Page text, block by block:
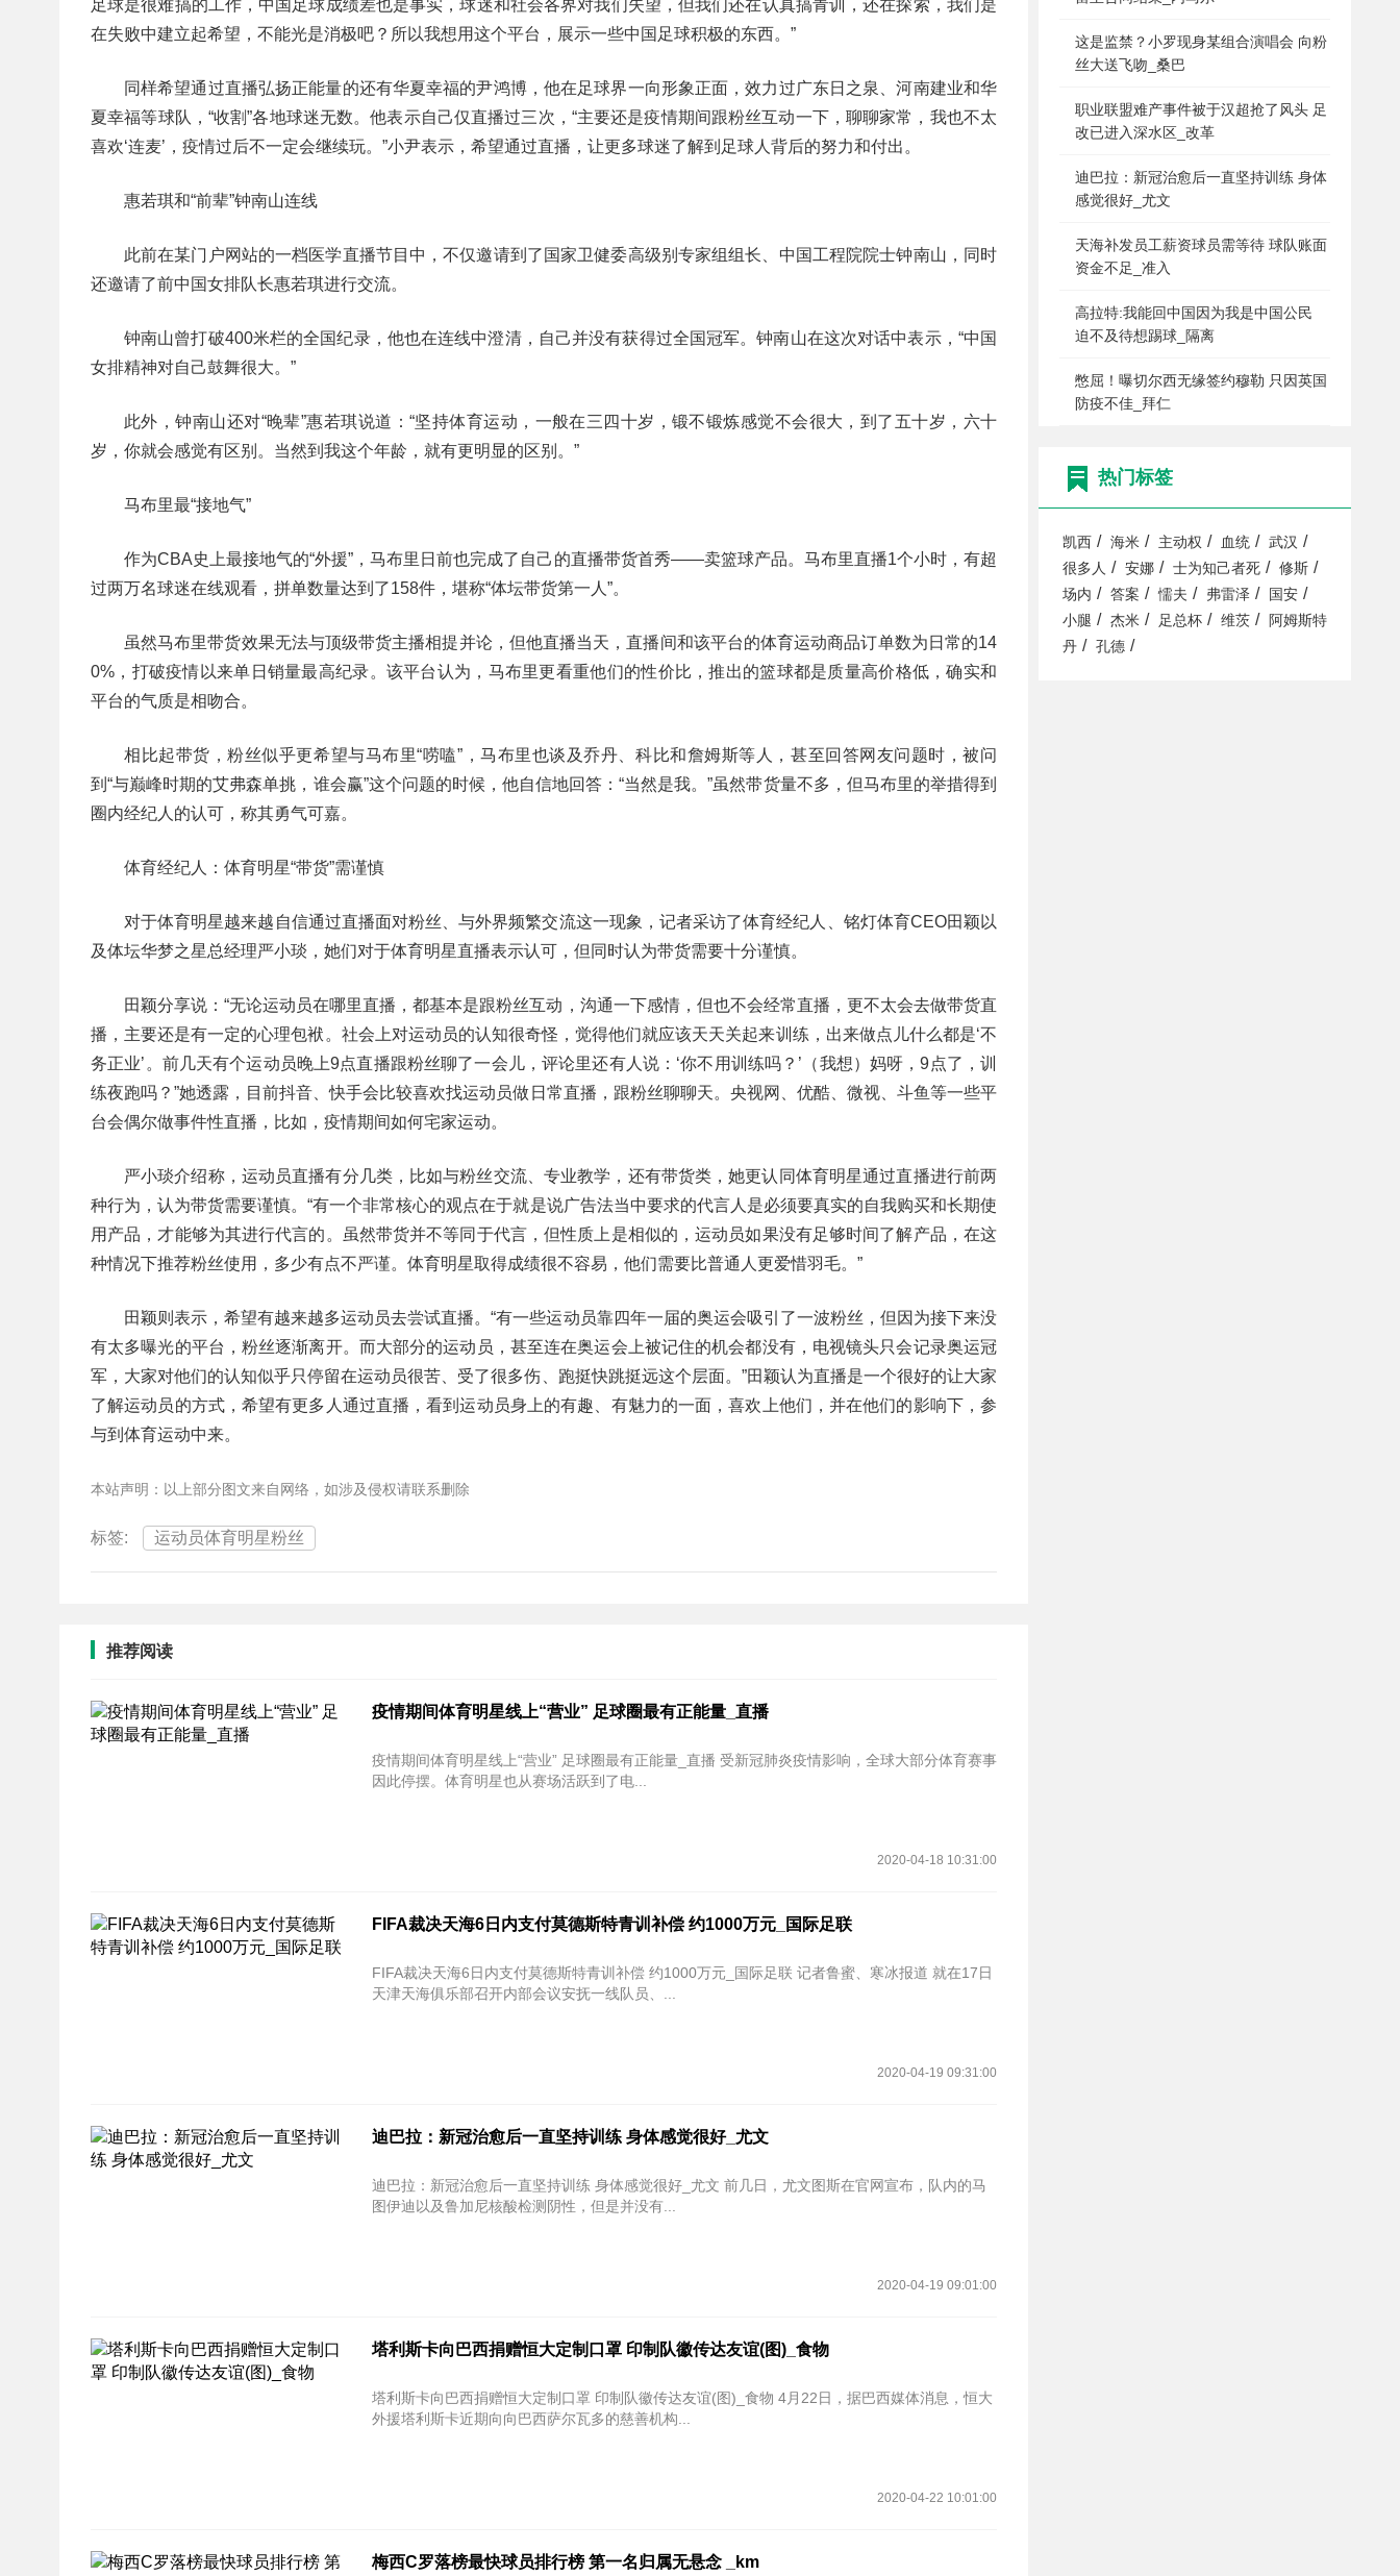
足球是很难搞的工作，中国足球成绩差也是事实，球迷和社会各界对我们失望，但我们还在认真搞青训，还在探索，我们是
在失败中建立起希望，不能光是消极吧？所以我想用这个平台，展示一些中国足球积极的东西。”
同样希望通过直播弘扬正能量的还有华夏幸福的尹鸿博，他在足球界一向形象正面，效力过广东日之泉、河南建业和华
夏幸福等球队，“收割”各地球迷无数。他表示自己仅直播过三次，“主要还是疫情期间跟粉丝互动一下，聊聊家常，我也不太
喜欢‘连麦’，疫情过后不一定会继续玩。”小尹表示，希望通过直播，让更多球迷了解到足球人背后的努力和付出。
惠若琪和“前辈”钟南山连线
此前在某门户网站的一档医学直播节目中，不仅邀请到了国家卫健委高级别专家组组长、中国工程院院士钟南山，同时
还邀请了前中国女排队长惠若琪进行交流。
钟南山曾打破400米栏的全国纪录，他也在连线中澄清，自己并没有获得过全国冠军。钟南山在这次对话中表示，“中国
女排精神对自己鼓舞很大。”
此外，钟南山还对“晚辈”惠若琪说道：“坚持体育运动，一般在三四十岁，锻不锻炼感觉不会很大，到了五十岁，六十
岁，你就会感觉有区别。当然到我这个年龄，就有更明显的区别。”
马布里最“接地气”
作为CBA史上最接地气的“外援”，马布里日前也完成了自己的直播带货首秀——卖篮球产品。马布里直播1个小时，有超
过两万名球迷在线观看，拼单数量达到了158件，堪称“体坛带货第一人”。
虽然马布里带货效果无法与顶级带货主播相提并论，但他直播当天，直播间和该平台的体育运动商品订单数为日常的14
0%，打破疫情以来单日销量最高纪录。该平台认为，马布里更看重他们的性价比，推出的篮球都是质量高价格低，确实和
平台的气质是相吻合。
相比起带货，粉丝似乎更希望与马布里“唠嗑”，马布里也谈及乔丹、科比和詹姆斯等人，甚至回答网友问题时，被问
到“与巅峰时期的艾弗森单挑，谁会赢”这个问题的时候，他自信地回答：“当然是我。”虽然带货量不多，但马布里的举措得到
圈内经纪人的认可，称其勇气可嘉。
体育经纪人：体育明星“带货”需谨慎
对于体育明星越来越自信通过直播面对粉丝、与外界频繁交流这一现象，记者采访了体育经纪人、铭灯体育CEO田颖以
及体坛华梦之星总经理严小琰，她们对于体育明星直播表示认可，但同时认为带货需要十分谨慎。
田颖分享说：“无论运动员在哪里直播，都基本是跟粉丝互动，沟通一下感情，但也不会经常直播，更不太会去做带货直
播，主要还是有一定的心理包袱。社会上对运动员的认知很奇怪，觉得他们就应该天天关起来训练，出来做点儿什么都是‘不
务正业’。前几天有个运动员晚上9点直播跟粉丝聊了一会儿，评论里还有人说：‘你不用训练吗？’（我想）妈呀，9点了，训
练夜跑吗？”她透露，目前抖音、快手会比较喜欢找运动员做日常直播，跟粉丝聊聊天。央视网、优酷、微视、斗鱼等一些平
台会偶尔做事件性直播，比如，疫情期间如何宅家运动。
严小琰介绍称，运动员直播有分几类，比如与粉丝交流、专业教学，还有带货类，她更认同体育明星通过直播进行前两
种行为，认为带货需要谨慎。“有一个非常核心的观点在于就是说广告法当中要求的代言人是必须要真实的自我购买和长期使
用产品，才能够为其进行代言的。虽然带货并不等同于代言，但性质上是相似的，运动员如果没有足够时间了解产品，在这
种情况下推荐粉丝使用，多少有点不严谨。体育明星取得成绩很不容易，他们需要比普通人更爱惜羽毛。”
田颖则表示，希望有越来越多运动员去尝试直播。“有一些运动员靠四年一届的奥运会吸引了一波粉丝，但因为接下来没
有太多曝光的平台，粉丝逐渐离开。而大部分的运动员，甚至连在奥运会上被记住的机会都没有，电视镜头只会记录奥运冠
军，大家对他们的认知似乎只停留在运动员很苦、受了很多伤、跑挺快跳挺远这个层面。”田颖认为直播是一个很好的让大家
了解运动员的方式，希望有更多人通过直播，看到运动员身上的有趣、有魅力的一面，喜欢上他们，并在他们的影响下，参
与到体育运动中来。
本站声明：以上部分图文来自网络，如涉及侵权请联系删除
标签: 运动员体育明星粉丝
推荐阅读
疫情期间体育明星线上“营业” 足球圈最有正能量_直播
疫情期间体育明星线上“营业” 足球圈最有正能量_直播 受新冠肺炎疫情影响，全球大部分体育赛事
因此停摆。体育明星也从赛场活跃到了电...
2020-04-18 10:31:00
FIFA裁决天海6日内支付莫德斯特青训补偿 约1000万元_国际足联
FIFA裁决天海6日内支付莫德斯特青训补偿 约1000万元_国际足联 记者鲁蜜、寒冰报道 就在17日
天津天海俱乐部召开内部会议安抚一线队员、...
2020-04-19 09:31:00
迪巴拉：新冠治愈后一直坚持训练 身体感觉很好_尤文
迪巴拉：新冠治愈后一直坚持训练 身体感觉很好_尤文 前几日，尤文图斯在官网宣布，队内的马
图伊迪以及鲁加尼核酸检测阴性，但是并没有...
2020-04-19 09:01:00
塔利斯卡向巴西捐赠恒大定制口罩 印制队徽传达友谊(图)_食物
塔利斯卡向巴西捐赠恒大定制口罩 印制队徽传达友谊(图)_食物 4月22日，据巴西媒体消息，恒大
外援塔利斯卡近期向向巴西萨尔瓦多的慈善机构...
2020-04-22 10:01:00
梅西C罗落榜最快球员排行榜 第一名归属无悬念 _km
这是监禁？小罗现身某组合演唱会 向粉
丝大送飞吻_桑巴
职业联盟难产事件被于汉超抢了风头 足
改已进入深水区_改革
迪巴拉：新冠治愈后一直坚持训练 身体
感觉很好_尤文
天海补发员工薪资球员需等待 球队账面
资金不足_准入
高拉特:我能回中国因为我是中国公民
迫不及待想踢球_隔离
憋屈！曝切尔西无缘签约穆勒 只因英国
防疫不佳_拜仁
热门标签
凯西 / 海米 / 主动权 / 血统 / 武汉 /
很多人 / 安娜 / 士为知己者死 / 修斯 /
场内 / 答案 / 懦夫 / 弗雷泽 / 国安 /
小腿 / 杰米 / 足总杯 / 维茨 /
阿姆斯特
丹 / 孔德 /